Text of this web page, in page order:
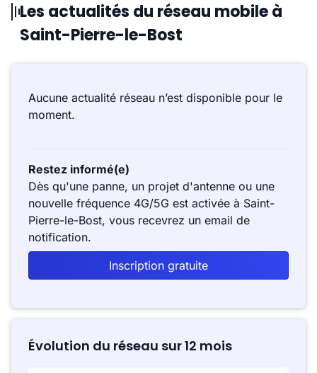
Les actualités du réseau mobile à
Saint-Pierre-le-Bost
Aucune actualité réseau n’est disponible pour le
moment.
Restez informé(e)
Dès qu'une panne, un projet d'antenne ou une
nouvelle fréquence 4G/5G est activée à Saint-
Pierre-le-Bost, vous recevrez un email de
notification.
Inscription gratuite
Évolution du réseau sur 12 mois